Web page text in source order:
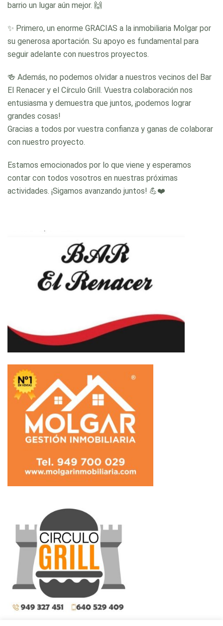
barrio un lugar aún mejor. 🙌
✨ Primero, un enorme GRACIAS a la inmobiliaria Molgar por
su generosa aportación. Su apoyo es fundamental para
seguir adelante con nuestros proyectos.
🍻 Además, no podemos olvidar a nuestros vecinos del Bar
El Renacer y el Círculo Grill. Vuestra colaboración nos
entusiasma y demuestra que juntos, ¡podemos lograr
grandes cosas!
Gracias a todos por vuestra confianza y ganas de colaborar
con nuestro proyecto.
Estamos emocionados por lo que viene y esperamos
contar con todos vosotros en nuestras próximas
actividades. ¡Sigamos avanzando juntos! 💪❤️